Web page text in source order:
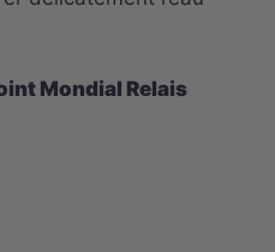
Mondial Relais